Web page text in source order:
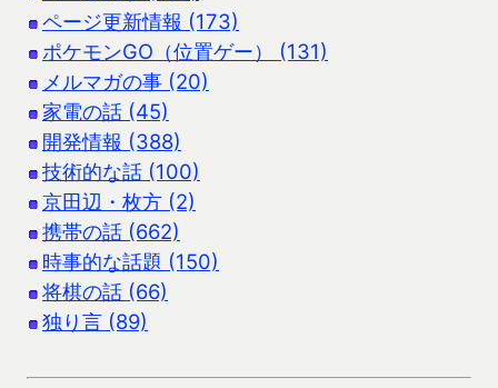
ページ更新情報 (173)
ポケモンGO（位置ゲー） (131)
メルマガの事 (20)
家電の話 (45)
開発情報 (388)
技術的な話 (100)
京田辺・枚方 (2)
携帯の話 (662)
時事的な話題 (150)
将棋の話 (66)
独り言 (89)